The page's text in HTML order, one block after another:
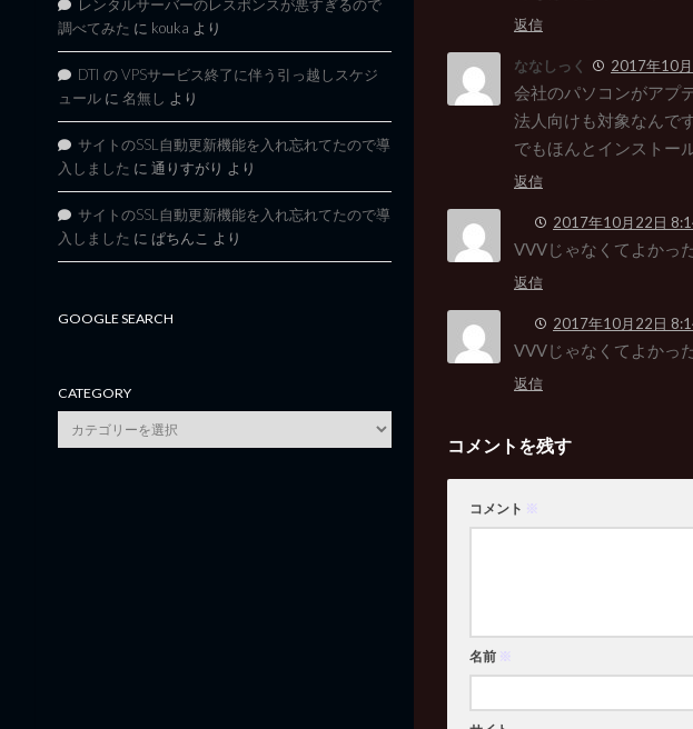
返信
ななしっく 2017年10
会社のパソコンがアプ
法人向けも対象なんで
でもほんとインストー
返信
2017年10月22日
VVVじゃなくてよかっ
返信
2017年10月22日
VVVじゃなくてよかっ
返信
コメントを残す
コメント ※
名前 ※
レンタルサーバーのレスポンスが悪すぎるので
調べてみた に kouka より
DTI の VPSサービス終了に伴う引っ越しスケジ
ュール に 名無し より
サイトのSSL自動更新機能を入れ忘れてたので導
入しました に 通りすがり より
サイトのSSL自動更新機能を入れ忘れてたので導
入しました に ぱちんこ より
GOOGLE SEARCH
CATEGORY
category